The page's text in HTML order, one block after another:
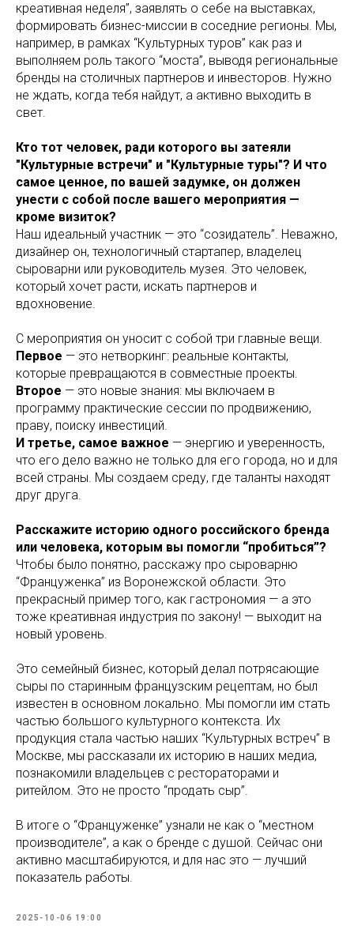
креативная неделя”, заявлять о себе на выставках,
формировать бизнес-миссии в соседние регионы. Мы,
например, в рамках “Культурных туров” как раз и
выполняем роль такого “моста”, выводя региональные
бренды на столичных партнеров и инвесторов. Нужно
не ждать, когда тебя найдут, а активно выходить в
свет.
Кто тот человек, ради которого вы затеяли
"Культурные встречи" и "Культурные туры"? И что
самое ценное, по вашей задумке, он должен
унести с собой после вашего мероприятия —
кроме визиток?
Наш идеальный участник — это “созидатель”. Неважно,
дизайнер он, технологичный стартапер, владелец
сыроварни или руководитель музея. Это человек,
который хочет расти, искать партнеров и
вдохновение.
С мероприятия он уносит с собой три главные вещи.
Первое — это нетворкинг: реальные контакты,
которые превращаются в совместные проекты.
Второе — это новые знания: мы включаем в
программу практические сессии по продвижению,
праву, поиску инвестиций.
И третье, самое важное — энергию и уверенность,
что его дело важно не только для его города, но и для
всей страны. Мы создаем среду, где таланты находят
друг друга.
Расскажите историю одного российского бренда
или человека, которым вы помогли “пробиться”?
Чтобы было понятно, расскажу про сыроварню
“Француженка” из Воронежской области. Это
прекрасный пример того, как гастрономия — а это
тоже креативная индустрия по закону! — выходит на
новый уровень.
Это семейный бизнес, который делал потрясающие
сыры по старинным французским рецептам, но был
известен в основном локально. Мы помогли им стать
частью большого культурного контекста. Их
продукция стала частью наших “Культурных встреч” в
Москве, мы рассказали их историю в наших медиа,
познакомили владельцев с рестораторами и
ритейлом. Это не просто “продать сыр”.
В итоге о “Француженке” узнали не как о “местном
производителе”, а как о бренде с душой. Сейчас они
активно масштабируются, и для нас это — лучший
показатель работы.
2025-10-06 19:00